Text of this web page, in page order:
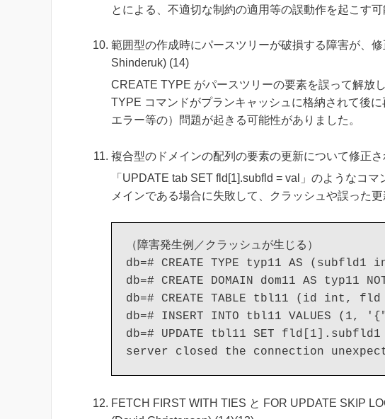
とによる、不適切な制約の適用等の誤動作を起こす可
範囲型の作成時にパースツリーが破損する障害が、
Shinderuk) (14)
CREATE TYPE がパースツリーの要素を誤って解放
TYPE コマンドがプランキャッシュに格納されて後
エラー等の）問題が起きる可能性がありました。
複合型のドメインの配列の要素の更新について修正
「UPDATE tab SET fld[1].subfld = val」のようなコ
メインである場合に失敗して、クラッシュや誤った
（障害発生例／クラッシュが生じる）
db=# CREATE TYPE typ11 AS
db=# CREATE DOMAIN dom11 AS typ11
db=# CREATE TABLE tbl11 (id int, fld
db=# INSERT INTO tbl11 VALUES
db=# UPDATE tbl11 SET
FETCH FIRST WITH TIES と FOR UPDATE SKIP